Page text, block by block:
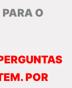
O
POR